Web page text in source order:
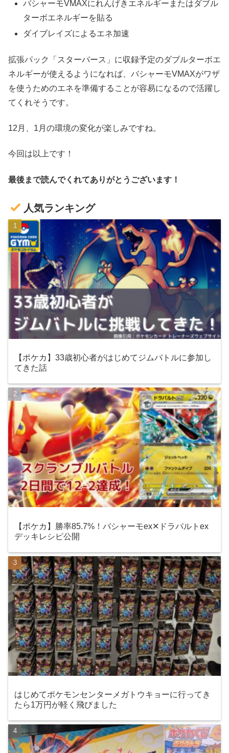
バシャーモVMAXにれんげきエネルギーまたはダブル
ターボエネルギーを貼る
ダイブレイズによるエネ加速
拡張パック「スターバース」に収録予定のダブルターボエ
ネルギーが使えるようになれば、バシャーモVMAXがワザ
を使うためのエネを準備することが容易になるので活躍し
てくれそうです。
12月、1月の環境の変化が楽しみですね。
今回は以上です！
最後まで読んでくれてありがとうございます！
人気ランキング
【ポケカ】33歳初心者がはじめてジムバトルに参加し
てきた話
【ポケカ】勝率85.7%！バシャーモex✕ドラパルトex
デッキレシピ公開
はじめてポケモンセンターメガトウキョーに行ってき
たら1万円が軽く飛びました